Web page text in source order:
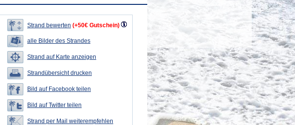
Strand bewerten (+50€ Gutschein)
alle Bilder des Strandes
Strand auf Karte anzeigen
Strandübersicht drucken
Bild auf Facebook teilen
Bild auf Twitter teilen
Strand per Mail weiterempfehlen